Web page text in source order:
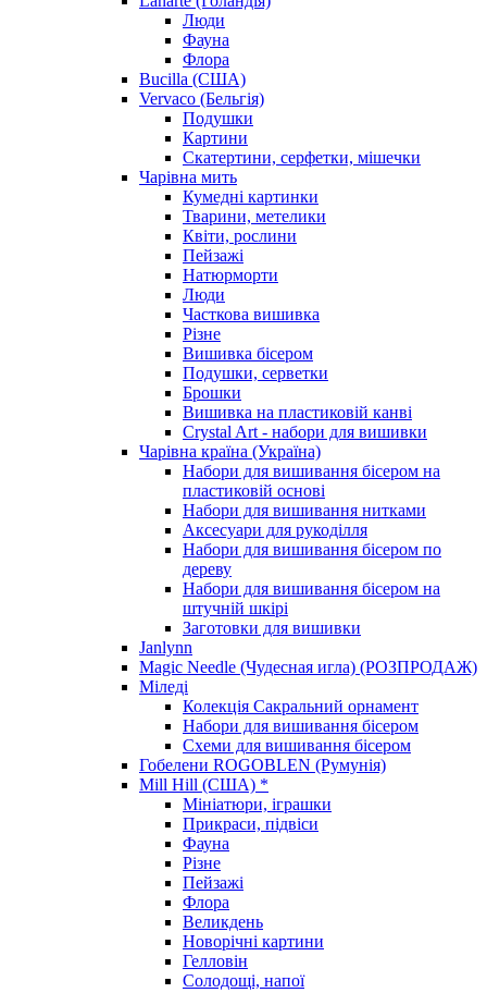
Люди
Фауна
Флора
Bucilla (США)
Vervaco (Бельгія)
Подушки
Картини
Скатертини, серфетки, мішечки
Чарiвна мить
Кумедні картинки
Тварини, метелики
Квіти, рослини
Пейзажі
Натюрморти
Люди
Часткова вишивка
Різне
Вишивка бісером
Подушки, серветки
Брошки
Вишивка на пластиковій канві
Crystal Art - набори для вишивки
Чарівна країна (Україна)
Набори для вишивання бісером на
пластиковій основі
Набори для вишивання нитками
Аксесуари для рукоділля
Набори для вишивання бісером по
дереву
Набори для вишивання бісером на
штучній шкірі
Заготовки для вишивки
Janlynn
Magic Needle (Чудесная игла) (РОЗПРОДАЖ)
Міледі
Колекція Сакральний орнамент
Набори для вишивання бісером
Схеми для вишивання бісером
Гобелени ROGOBLEN (Румунія)
Mill Hill (США) *
Мініатюри, іграшки
Прикраси, підвіси
Фауна
Різне
Пейзажі
Флора
Великдень
Новорічні картини
Гелловін
Солодощі, напої